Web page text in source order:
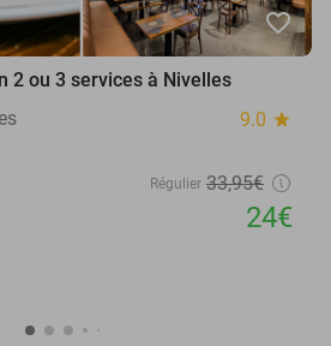
favorite_border
2 ou 3 services à Nivelles
9.0 star
Régulier 33,95€
24€